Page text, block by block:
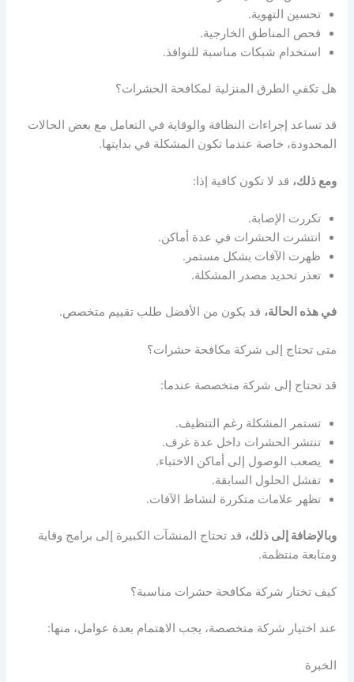
تحسين التهوية.
فحص المناطق الخارجية.
استخدام شبكات مناسبة للنوافذ.
هل تكفي الطرق المنزلية لمكافحة الحشرات؟
قد تساعد إجراءات النظافة والوقاية في التعامل مع بعض الحالات
المحدودة، خاصة عندما تكون المشكلة في بدايتها.
ومع ذلك، قد لا تكون كافية إذا:
تكررت الإصابة.
انتشرت الحشرات في عدة أماكن.
ظهرت الآفات بشكل مستمر.
تعذر تحديد مصدر المشكلة.
في هذه الحالة، قد يكون من الأفضل طلب تقييم متخصص.
متى تحتاج إلى شركة مكافحة حشرات؟
قد تحتاج إلى شركة متخصصة عندما:
تستمر المشكلة رغم التنظيف.
تنتشر الحشرات داخل عدة غرف.
يصعب الوصول إلى أماكن الاختباء.
تفشل الحلول السابقة.
تظهر علامات متكررة لنشاط الآفات.
وبالإضافة إلى ذلك، قد تحتاج المنشآت الكبيرة إلى برامج وقاية
ومتابعة منتظمة.
كيف تختار شركة مكافحة حشرات مناسبة؟
عند اختيار شركة متخصصة، يجب الاهتمام بعدة عوامل، منها:
الخبرة